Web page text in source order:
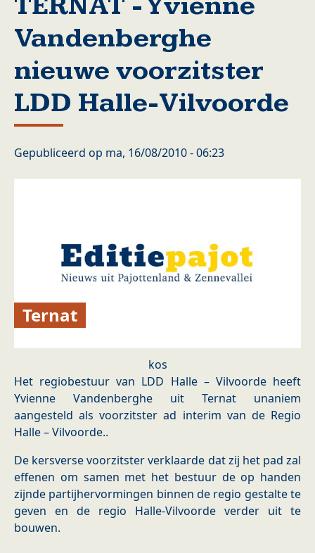
Vandenberghe
nieuwe voorzitster
LDD Halle-Vilvoorde
Gepubliceerd op ma, 16/08/2010 - 06:23
Ternat
kos
Het regiobestuur van LDD Halle – Vilvoorde heeft
Yvienne Vandenberghe uit Ternat unaniem
aangesteld als voorzitster ad interim van de Regio
Halle – Vilvoorde..
De kersverse voorzitster verklaarde dat zij het pad zal
effenen om samen met het bestuur de op handen
zijnde partijhervormingen binnen de regio gestalte te
geven en de regio Halle-Vilvoorde verder uit te
bouwen.